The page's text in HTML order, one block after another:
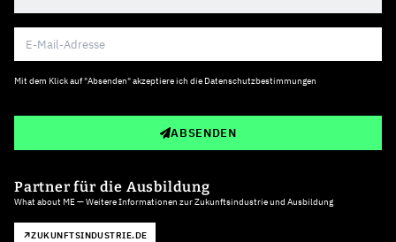
Mit dem Klick auf "Absenden" akzeptiere ich die Datenschutzbestimmungen
ABSENDEN
Partner für die Ausbildung
What about ME — Weitere Informationen zur Zukunftsindustrie und Ausbildung
ZUKUNFTSINDUSTRIE.DE